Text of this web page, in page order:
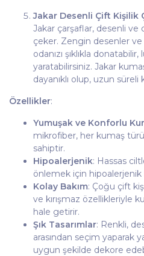
Jakar Desenli Çift Kişilik
Jakar çarşaflar, desenli ve
çeker. Zengin desenler
odanızı şıklıkla
yaratabilirsiniz. Jakar
dayanıklı olup, uzun
Özellikler:
Yumuşak ve Konforlu
mikrofiber, her kumaş
sahiptir.
Hipoalerjenik: Hassas
önlemek için
Kolay Bakım: Çoğu çift
ve kırışmaz özellikleriyle
hale getirir.
Şık Tasarımlar: Renkli,
arasından seçim yaparak
uygun şekilde dekore